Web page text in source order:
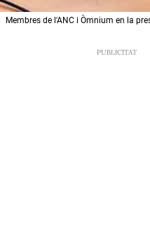
Membres de l'ANC i Òmnium en la